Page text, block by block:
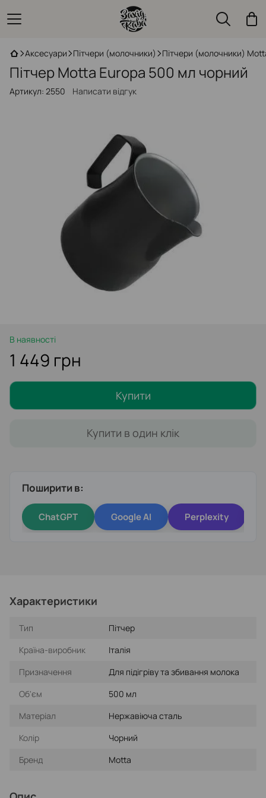
Аксесуари Пітчери (молочники) Пітчери (молочники)
Пітчер Motta Europa 500 мл чорний
Артикул: 2550 Написати відгук
В наявності
1 449 грн
Купити
Купити в один клік
Поширити в:
ChatGPT Google AI Perplexity
Характеристики
Тип
Пітчер
Країна-виробник
Італія
Призначення
Для підігріву та збивання молока
Об'єм
500 мл
Матеріал
Нержавіюча сталь
Колір
Чорний
Бренд
Motta